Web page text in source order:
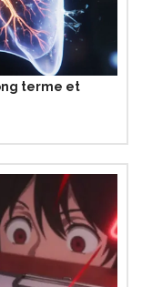
terme et